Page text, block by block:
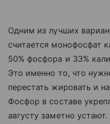
Одним из лучших
считается монофосфат
50% фосфора и 33%
Это именно то, что
перестать жировать и
Фосфор в составе
августу заметно